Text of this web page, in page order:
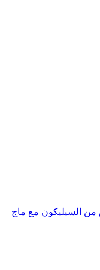
خلفي لجوال ايفون 16 بلس من السيليكون مع ماج